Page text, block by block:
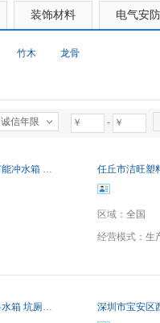
装饰材料 电气安
竹木 龙骨
诚信年限 -
供应超薄马桶水箱 节能冲水箱 座便器水箱 节能冲水箱 款式多样
任丘市洁旺塑
区域： 全国
经营模式： 生
友鹏卫浴 蹲便器塑料水箱 坑厕所节能冲水蹲式大便器水箱
深圳市宝安区